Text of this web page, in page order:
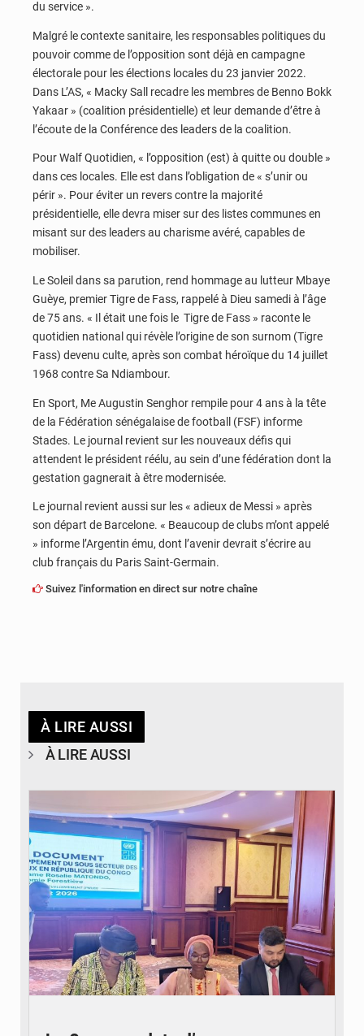
du service ».
Malgré le contexte sanitaire, les responsables politiques du
pouvoir comme de l’opposition sont déjà en campagne
électorale pour les élections locales du 23 janvier 2022.
Dans L’AS, « Macky Sall recadre les membres de Benno Bokk
Yakaar » (coalition présidentielle) et leur demande d’être à
l’écoute de la Conférence des leaders de la coalition.
Pour Walf Quotidien, « l’opposition (est) à quitte ou double »
dans ces locales. Elle est dans l’obligation de « s’unir ou
périr ». Pour éviter un revers contre la majorité
présidentielle, elle devra miser sur des listes communes en
misant sur des leaders au charisme avéré, capables de
mobiliser.
Le Soleil dans sa parution, rend hommage au lutteur Mbaye
Guèye, premier Tigre de Fass, rappelé à Dieu samedi à l’âge
de 75 ans. « Il était une fois le Tigre de Fass » raconte le
quotidien national qui révèle l’origine de son surnom (Tigre
Fass) devenu culte, après son combat héroïque du 14 juillet
1968 contre Sa Ndiambour.
En Sport, Me Augustin Senghor rempile pour 4 ans à la tête
de la Fédération sénégalaise de football (FSF) informe
Stades. Le journal revient sur les nouveaux défis qui
attendent le président réélu, au sein d’une fédération dont la
gestation gagnerait à être modernisée.
Le journal revient aussi sur les « adieux de Messi » après
son départ de Barcelone. « Beaucoup de clubs m’ont appelé
» informe l’Argentin ému, dont l’avenir devrait s’écrire au
club français du Paris Saint-Germain.
Suivez l'information en direct sur notre chaîne
À LIRE AUSSI
À LIRE AUSSI